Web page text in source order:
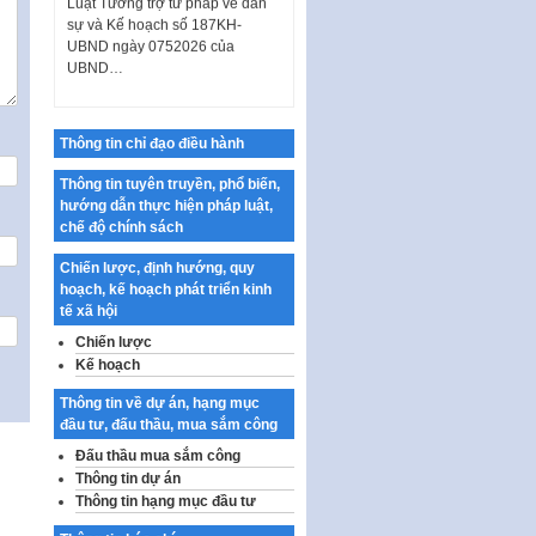
sự và Kế hoạch số 187KH-
UBND ngày 0752026 của
UBND…
thành phố Hà Nội
chính luận về bảo vệ nền tảng tư
tưởng của Đảng…
Công bố công khai dự toán kinh
phí xây dựng pháp luật, hoàn
thiện thể chế, chính…
Quy định về nghiên cứu, ứng
dụng khoa học, công nghệ, đổi
mới sáng tạo và chuyển…
Quy định chi tiết và hướng dẫn
thi hành một số điều của Luật Lý
lịch tư…
Sửa đổi, bổ sung một số nội
dung tại Nghị quyết số 30/NQ-
CP ngày 24 tháng 02…
Thông tin chỉ đạo điều hành
Thông tin tuyên truyền, phổ biến,
hướng dẫn thực hiện pháp luật,
chế độ chính sách
Chiến lược, định hướng, quy
hoạch, kế hoạch phát triển kinh
tế xã hội
Chiến lược
Kế hoạch
Thông tin về dự án, hạng mục
đầu tư, đấu thầu, mua sắm công
Đấu thầu mua sắm công
Thông tin dự án
Thông tin hạng mục đầu tư